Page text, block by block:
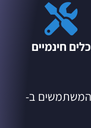
כלים חינמיים